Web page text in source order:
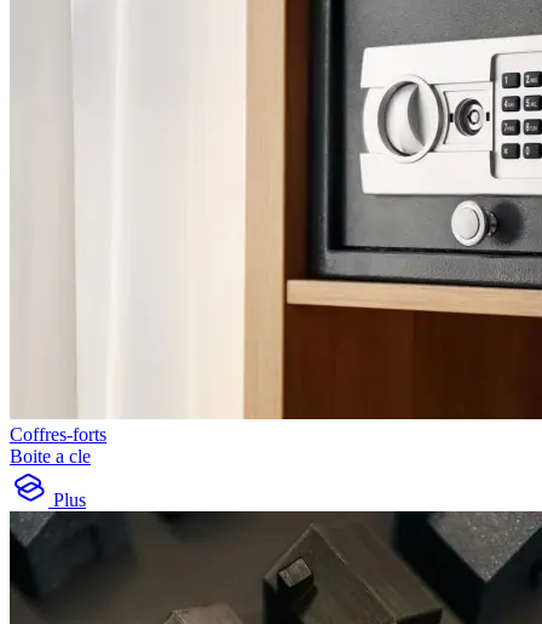
Coffres-forts
Boite a cle
Plus